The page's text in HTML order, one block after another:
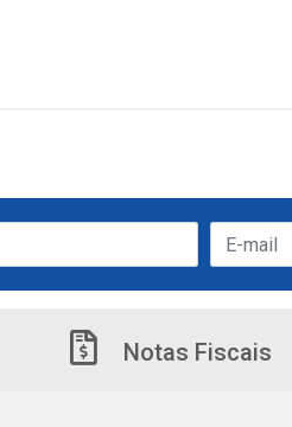
Notas Fiscais